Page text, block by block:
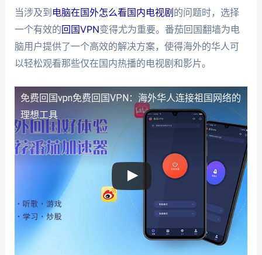
当涉及到电脑在国外怎么看国内电视剧的问题时，选择
一个有效的回国VPN变得尤为重要。番茄回国翻墙为电
脑用户提供了一个高效的解决方案，使得海外的华人可
以轻松观看那些仅在国内热播的电视剧和影片。
免费回国vpn免费回国VPN：海外华人连接祖国网络的
理想工具